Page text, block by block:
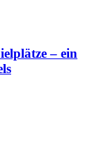
– ein